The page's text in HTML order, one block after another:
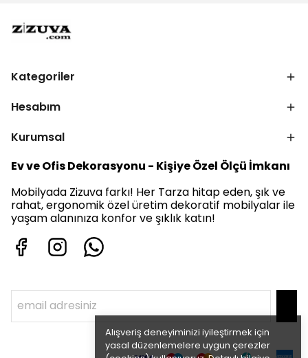
Alışveriş deneyiminizi iyileştirmek için
yasal düzenlemelere uygun çerezler
Kategoriler
Hesabım
Kurumsal
Ev ve Ofis Dekorasyonu - Kişiye Özel Ölçü İmkanı
Mobilyada Zizuva farkı! Her Tarza hitap eden, şık ve
rahat, ergonomik özel üretim dekoratif mobilyalar ile
yaşam alanınıza konfor ve şıklık katın!